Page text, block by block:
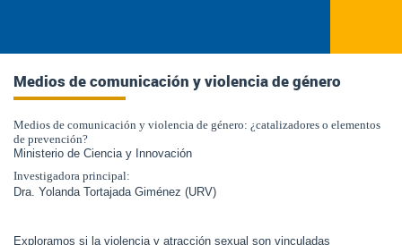
Medios de comunicación y violencia de género
Medios de comunicación y violencia de género: ¿catalizadores o elementos
de prevención?
Ministerio de Ciencia y Innovación
Investigadora principal:
Dra. Yolanda Tortajada Giménez (URV)
Exploramos si la violencia y atracción sexual son vinculadas